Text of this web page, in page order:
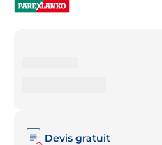
Devis gratuit